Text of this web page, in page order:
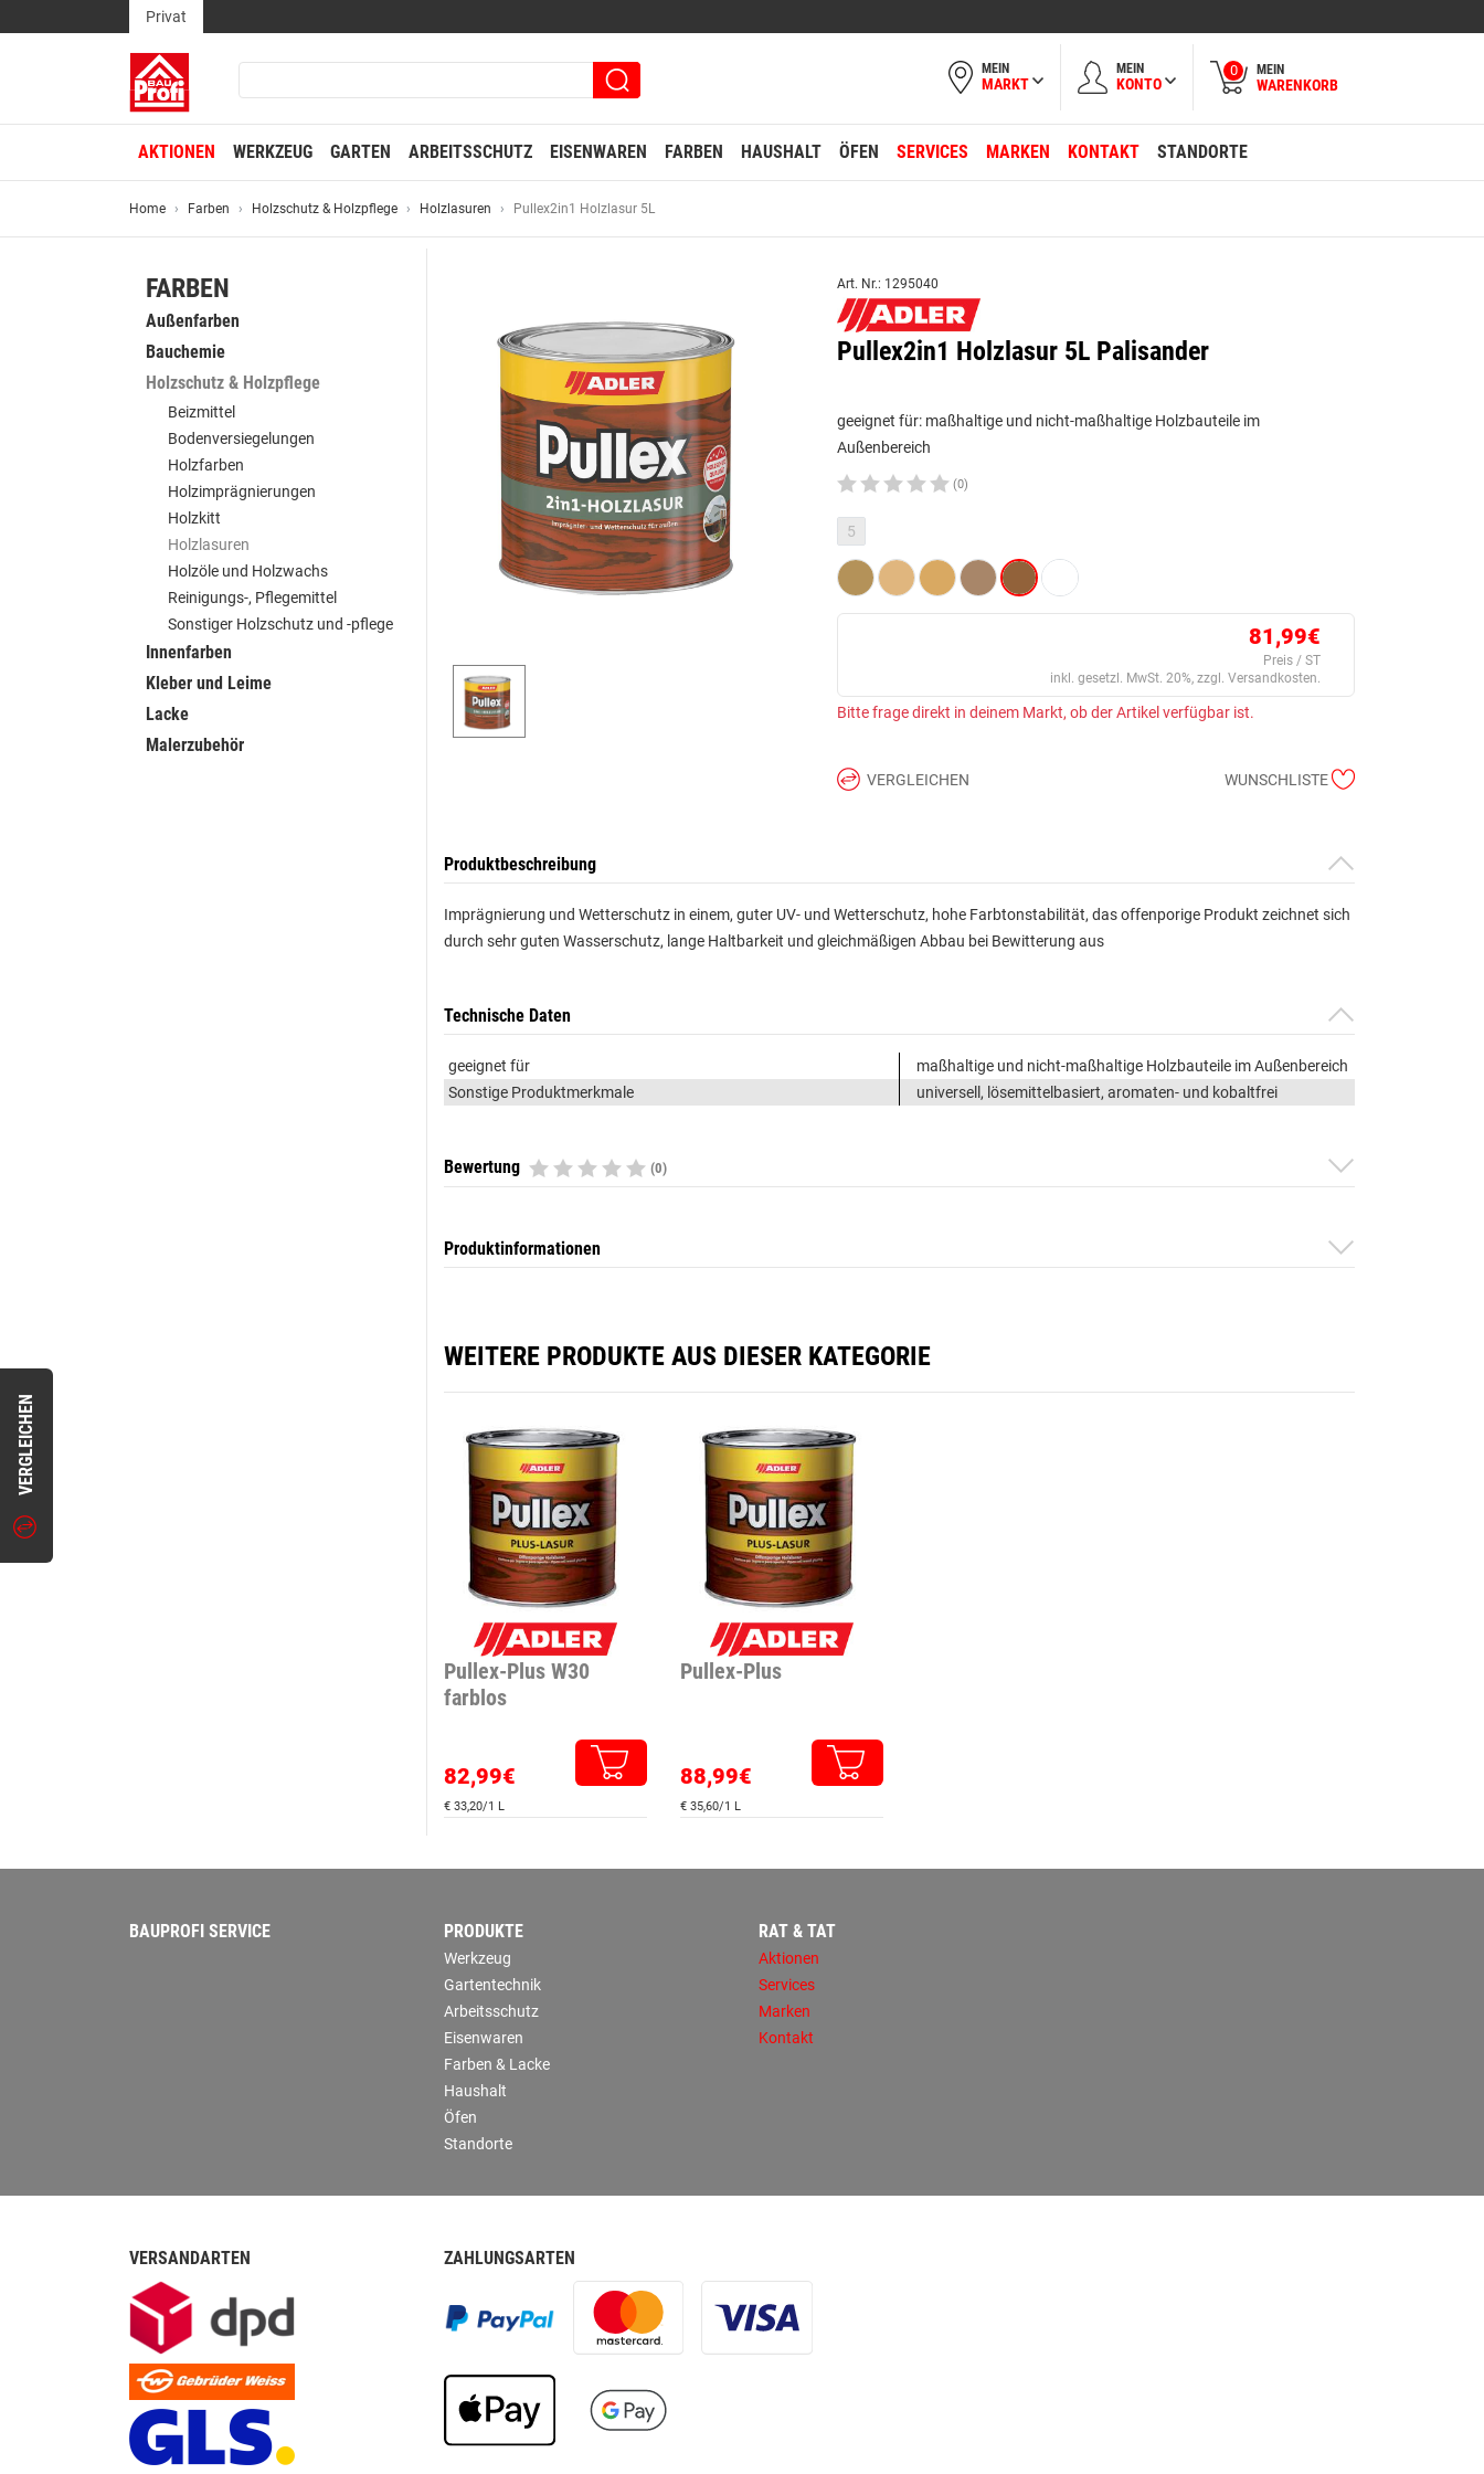
VERGLEICHEN
Privat
MEIN
MARKT
MEIN
KONTO
0 MEIN
WARENKORB
AKTIONEN WERKZEUG GARTEN ARBEITSSCHUTZ EISENWAREN FARBEN HAUSHALT ÖFEN SERVICES MARKEN KONTAKT STANDORTE
Home Farben Holzschutz & Holzpflege Holzlasuren Pullex2in1 Holzlasur 5L
FARBEN
Außenfarben
Bauchemie
Holzschutz & Holzpflege
Beizmittel
Bodenversiegelungen
Holzfarben
Holzimprägnierungen
Holzkitt
Holzlasuren
Holzöle und Holzwachs
Reinigungs-, Pflegemittel
Sonstiger Holzschutz und -pflege
Innenfarben
Kleber und Leime
Lacke
Malerzubehör
Art. Nr.: 1295040
Pullex2in1 Holzlasur 5L Palisander
geeignet für: maßhaltige und nicht-maßhaltige Holzbauteile im
Außenbereich
(0)
5
81,99€
Preis / ST
inkl. gesetzl. MwSt. 20%, zzgl. Versandkosten.
Bitte frage direkt in deinem Markt, ob der Artikel verfügbar ist.
VERGLEICHEN WUNSCHLISTE
Produktbeschreibung
Imprägnierung und Wetterschutz in einem, guter UV- und Wetterschutz, hohe Farbtonstabilität, das offenporige Produkt zeichnet sich
durch sehr guten Wasserschutz, lange Haltbarkeit und gleichmäßigen Abbau bei Bewitterung aus
Technische Daten
geeignet für
maßhaltige und nicht-maßhaltige Holzbauteile im Außenbereich
Sonstige Produktmerkmale
universell, lösemittelbasiert, aromaten- und kobaltfrei
Bewertung (0)
Produktinformationen
WEITERE PRODUKTE AUS DIESER KATEGORIE
Pullex-Plus W30
farblos
82,99€
€ 33,20/1 L
Pullex-Plus
88,99€
€ 35,60/1 L
BAUPROFI SERVICE PRODUKTE
Werkzeug
Gartentechnik
Arbeitsschutz
Eisenwaren
Farben & Lacke
Haushalt
Öfen
Standorte
RAT & TAT
Aktionen
Services
Marken
Kontakt
VERSANDARTEN ZAHLUNGSARTEN